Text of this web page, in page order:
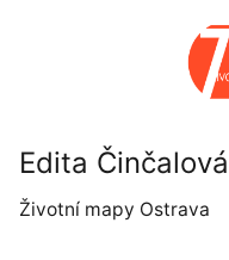
Edita Činčalová
Životní mapy Ostrava